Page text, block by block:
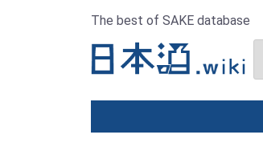
The best of SAKE database